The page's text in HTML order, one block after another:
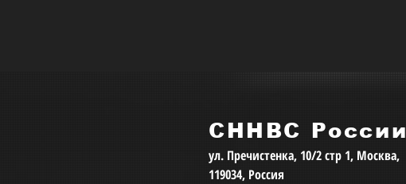
СННВС России
ул. Пречистенка, 10/2 стр 1, Москва,
119034, Россия